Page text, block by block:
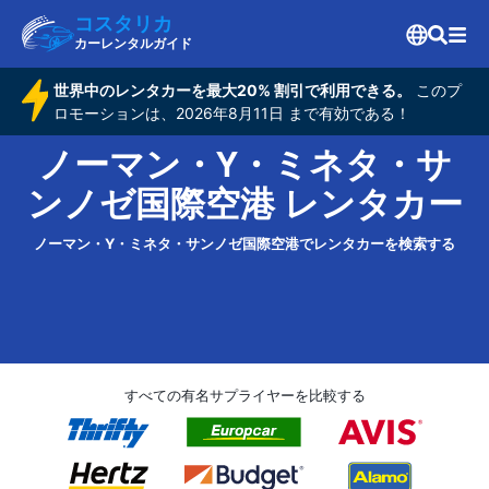
コスタリカ
カーレンタルガイド
世界中のレンタカーを最大20% 割引で利用できる。
このプ
ロモーションは、2026年8月11日 まで有効である！
ノーマン・Y・ミネタ・サ
ンノゼ国際空港 レンタカー
ノーマン・Y・ミネタ・サンノゼ国際空港でレンタカーを検索する
すべての有名サプライヤーを比較する